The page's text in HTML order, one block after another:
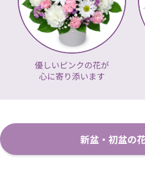
優しいピンクの花が
心に寄り添います
新盆・初盆の